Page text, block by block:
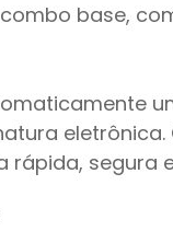
base,
eletrônica.
segura